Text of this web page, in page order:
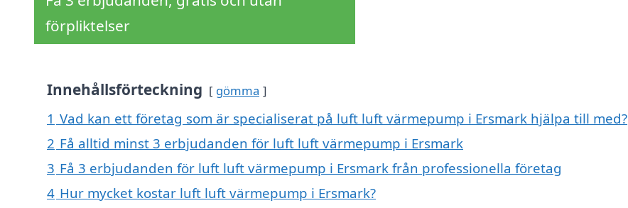
förpliktelser
Innehållsförteckning gömma
1 Vad kan ett företag som är specialiserat på luft luft värmepump i Ersmark hjälpa till med?
2 Få alltid minst 3 erbjudanden för luft luft värmepump i Ersmark
3 Få 3 erbjudanden för luft luft värmepump i Ersmark från professionella företag
4 Hur mycket kostar luft luft värmepump i Ersmark?